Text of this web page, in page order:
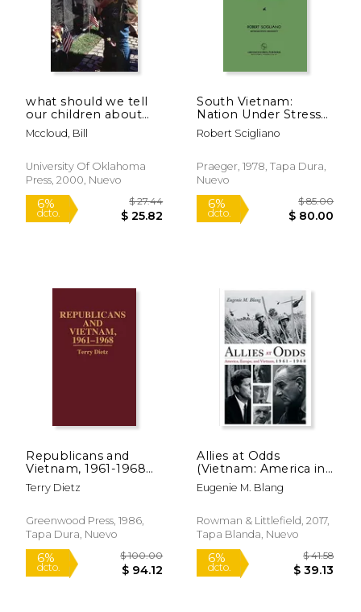
dcto. $ 46.95 dcto. $
what should we tell
our children about
vietnam? (en Inglés)
Mccloud, Bill
University Of Oklahoma
Press, 2000, Nuevo
6%
dcto. $ 25.82
South Vietnam:
Nation Under Stress
(en Inglés)
Robert Scigliano
Praeger, 1978, Tapa Dura,
Nuevo
6%
dcto. $
Republicans and
Vietnam, 1961-1968
(Contributions in
Political Science) (en
Terry Dietz
Greenwood Press, 1986,
Tapa Dura, Nuevo
Allies at Odds
(Vietnam: America in
the war Years) (en
Inglés)
Eugenie M. Blang
Rowman & Littlefield, 2017,
Tapa Blanda, Nuevo